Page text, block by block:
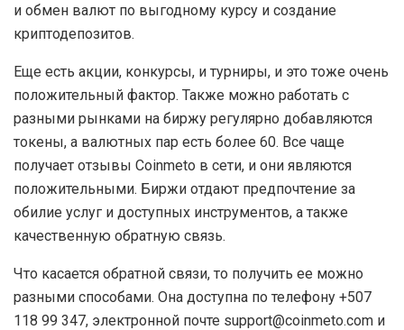
и обмен валют по выгодному курсу и создание
криптодепозитов.
Еще есть акции, конкурсы, и турниры, и это тоже очень
положительный фактор. Также можно работать с
разными рынками на биржу регулярно добавляются
токены, а валютных пар есть более 60. Все чаще
получает отзывы Coinmeto в сети, и они являются
положительными. Биржи отдают предпочтение за
обилие услуг и доступных инструментов, а также
качественную обратную связь.
Что касается обратной связи, то получить ее можно
разными способами. Она доступна по телефону +507
118 99 347, электронной почте support@coinmeto.com и